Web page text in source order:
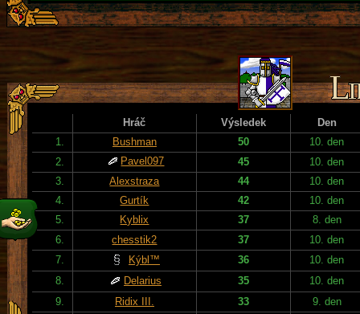
Hráč Výsledek
Den
1.
Bushman 50
10. den
2.
Pavel097 45
10. den
3.
Alexstraza 44
10. den
4.
Gurtík 42
10. den
5.
Kyblix 37
8. den
6.
chesstik2 37
10. den
7.
Kýbl™ 36
10. den
8.
Delarius 35
10. den
9.
Ridix III. 33
9. den